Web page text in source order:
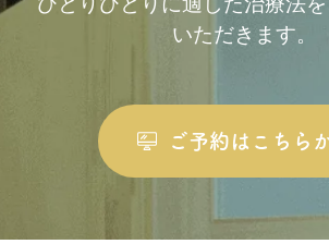
いただきます。
ご予約はこちら